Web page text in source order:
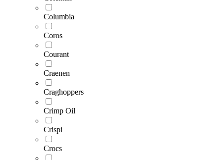
Columbia
Coros
Courant
Craenen
Craghoppers
Crimp Oil
Crispi
Crocs